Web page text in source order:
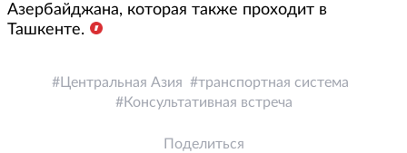
Азербайджана, которая также проходит в
Ташкенте.
Центральная Азия
транспортная система
Консультативная встреча
Поделиться